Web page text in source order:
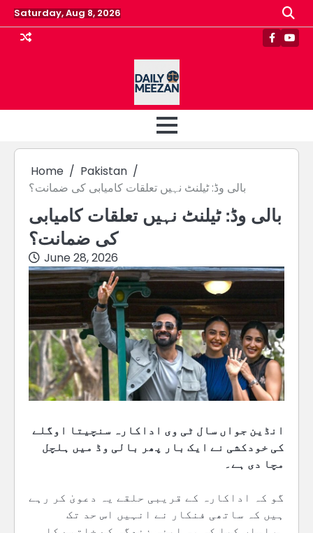
Skip
to
content
Saturday, Aug 8, 2026
Home
Pakistan
بالی وڈ: ٹیلنٹ نہیں تعلقات کامیابی کی ضمانت؟
بالی وڈ: ٹیلنٹ نہیں تعلقات کامیابی
کی ضمانت؟
June 28, 2026
انڈین جواں سال ٹی وی اداکارہ سنچیتا اوگلے
کی خودکشی نے ایک بار پھر بالی وڈ میں ہلچل
مچا دی ہے۔
گو کہ اداکارہ کے قریبی حلقے یہ دعویٰ کر رہے
ہیں کہ ساتھی فنکار نے انہیں اس حد تک